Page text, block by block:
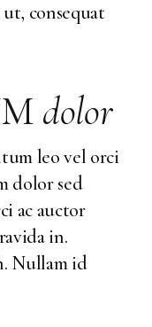
consequat
dolor
leo vel orci
dolor sed
ac auctor
in.
Nullam id